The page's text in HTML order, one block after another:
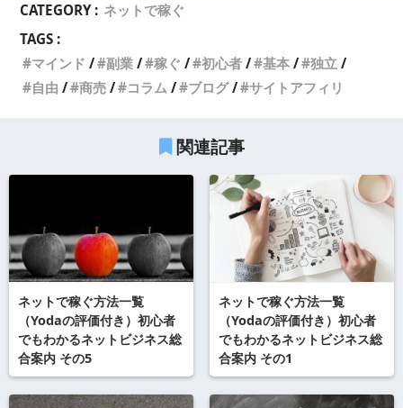
CATEGORY : ネットで稼ぐ
TAGS :
マインド
副業 稼ぐ 初心者 基本
独立
自由
商売 コラム ブログ サイトアフィリ
関連記事
ネットで稼ぐ方法一覧
（Yodaの評価付き）初心者
でもわかるネットビジネス総
合案内 その5
ネットで稼ぐ方法一覧
（Yodaの評価付き）初心者
でもわかるネットビジネス総
合案内 その1